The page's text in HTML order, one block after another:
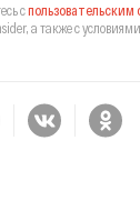
с
а также с условиями